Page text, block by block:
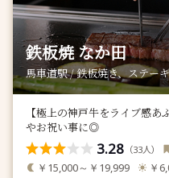
鉄板焼 なか田
馬車道駅 / 鉄板焼き、ステーキ
【極上の神戸牛をライブ感
やお祝い事に◎
3.28 （33人）
￥15,000～￥19,999 ￥